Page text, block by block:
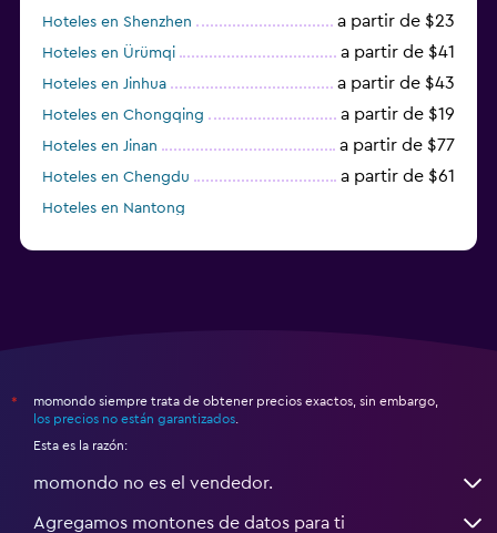
Hoteles en Shenzhen a partir de $23
Hoteles en Ürümqi a partir de $41
Hoteles en Jinhua a partir de $43
Hoteles en Chongqing a partir de $19
Hoteles en Jinan a partir de $77
Hoteles en Chengdu a partir de $61
Hoteles en Nantong
*
momondo siempre trata de obtener precios exactos, sin embargo,
los precios no están garantizados
Esta es la razón:
momondo no es el vendedor.
Agregamos montones de datos para ti